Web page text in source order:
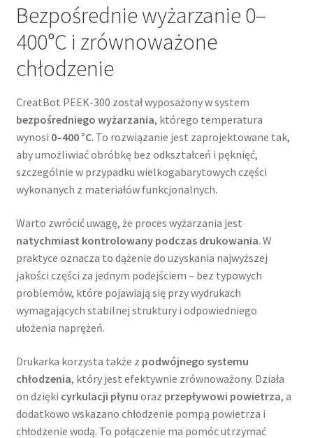
Bezpośrednie wyżarzanie 0–
400°C i zrównoważone
chłodzenie
CreatBot PEEK-300 został wyposażony w system
bezpośredniego wyżarzania, którego temperatura
wynosi 0–400 °C. To rozwiązanie jest zaprojektowane tak,
aby umożliwiać obróbkę bez odkształceń i pęknięć,
szczególnie w przypadku wielkogabarytowych części
wykonanych z materiałów funkcjonalnych.
Warto zwrócić uwagę, że proces wyżarzania jest
natychmiast kontrolowany podczas drukowania. W
praktyce oznacza to dążenie do uzyskania najwyższej
jakości części za jednym podejściem – bez typowych
problemów, które pojawiają się przy wydrukach
wymagających stabilnej struktury i odpowiedniego
ułożenia naprężeń.
Drukarka korzysta także z podwójnego systemu
chłodzenia, który jest efektywnie zrównoważony. Działa
on dzięki cyrkulacji płynu oraz przepływowi powietrza, a
dodatkowo wskazano chłodzenie pompą powietrza i
chłodzenie wodą. To połączenie ma pomóc utrzymać